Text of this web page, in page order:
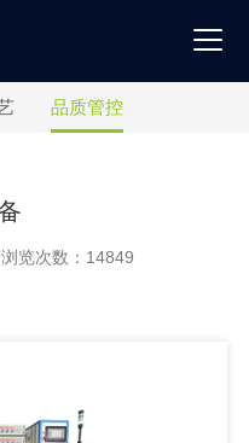
品质管控
览次数：14849